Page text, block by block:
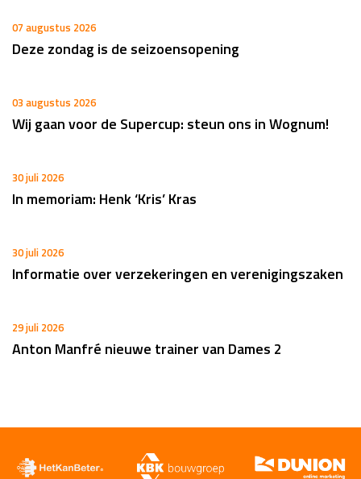
07 augustus 2026
Deze zondag is de seizoensopening
03 augustus 2026
Wij gaan voor de Supercup: steun ons in Wognum!
30 juli 2026
In memoriam: Henk ‘Kris’ Kras
30 juli 2026
Informatie over verzekeringen en verenigingszaken
29 juli 2026
Anton Manfré nieuwe trainer van Dames 2